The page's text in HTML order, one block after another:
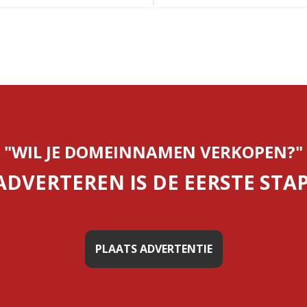
"WIL JE DOMEINNAMEN VERKOPEN?"
IS DE EERSTE
PLAATS ADVERTENTIE